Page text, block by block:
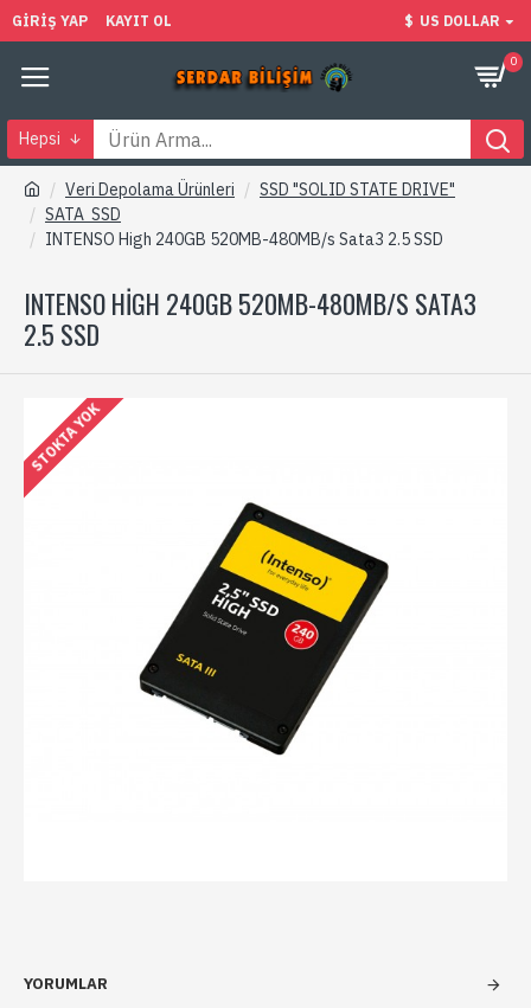
GIRIŞ YAP KAYIT OL $ US DOLLAR
0
Hepsi
Veri Depolama Ürünleri
SSD "SOLID STATE DRIVE"
SATA SSD
INTENSO High 240GB 520MB-480MB/s Sata3 2.5 SSD
INTENSO HIGH 240GB 520MB-480MB/S SATA3
2.5 SSD
STOKTA YOK
YORUMLAR